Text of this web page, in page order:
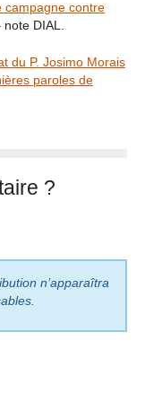
campagne contre
note DIAL.
du P. Josimo Morais
paroles de
?
n’apparaîtra